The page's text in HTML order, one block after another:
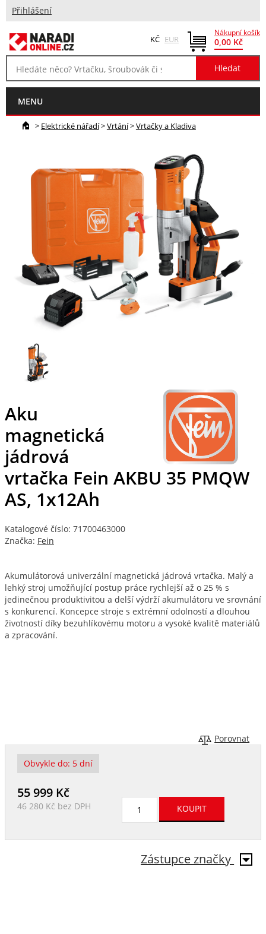
Přihlášení
Nákupní košík
0,00 Kč
KČ EUR
MENU
> Elektrické nářadí>Vrtání>Vrtačky a Kladiva
Aku
magnetická
jádrová
vrtačka Fein AKBU 35 PMQW
AS, 1x12Ah
Katalogové číslo: 71700463000
Značka: Fein
Akumulátorová univerzální magnetická jádrová vrtačka. Malý a
lehký stroj umožňující postup práce rychlejší až o 25 % s
jedinečnou produktivitou a delší výdrží akumulátoru ve srovnání
s konkurencí. Koncepce stroje s extrémní odolností a dlouhou
životností díky bezuhlíkovému motoru a vysoké kvalitě materiálů
a zpracování.
Porovnat
Obvykle do: 5 dní
55 999Kč
46 280 Kč bez DPH
Zástupce značky